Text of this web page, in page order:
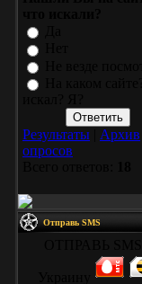
Результаты
Архив
опросов
Отправь SMS